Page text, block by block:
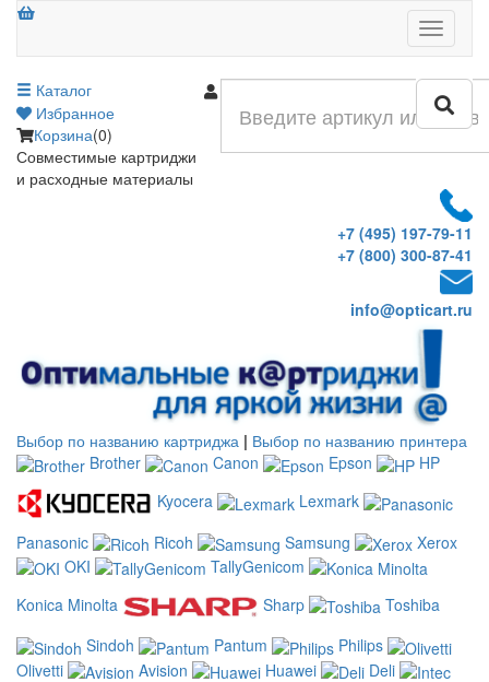
Меню
Каталог
Избранное
Корзина(0)
Совместимые картриджи
и расходные материалы
+7 (495) 197-79-11
+7 (800) 300-87-41
info@opticart.ru
Выбор по названию картриджа | Выбор по названию принтера
Brother
Canon Epson
HP
Kyocera
Lexmark
Panasonic
Ricoh Samsung
Xerox
OKI
TallyGenicom
Konica Minolta
Sharp
Toshiba
Sindoh
Pantum
Philips
Olivetti
Avision Huawei
Deli